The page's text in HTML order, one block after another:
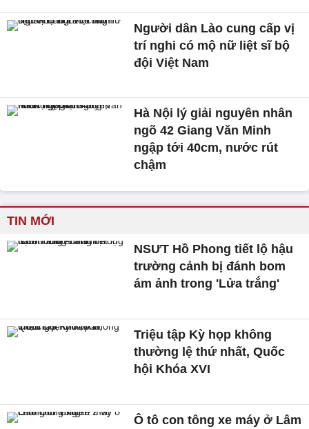
Người dân Lào cung cấp vị
trí nghi có mộ nữ liệt sĩ bộ
đội Việt Nam
Hà Nội lý giải nguyên nhân
ngõ 42 Giang Văn Minh
ngập tới 40cm, nước rút
chậm
TIN MỚI
NSƯT Hồ Phong tiết lộ hậu
trường cảnh bị đánh bom
ám ảnh trong 'Lửa trắng'
Triệu tập Kỳ họp không
thường lệ thứ nhất, Quốc
hội Khóa XVI
Ô tô con tông xe máy ở Lâm